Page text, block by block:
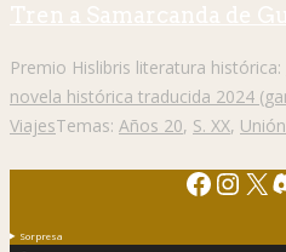
Tren a Samarcanda de
Premio Hislibris literatura histórica:
novela histórica traducida 2024
ViajesTemas: Años 20, S. XX,
X
Sorpresa